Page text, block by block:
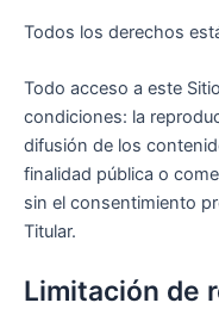
Todos los derechos
Todo acceso a este
condiciones: la
difusión de los
finalidad pública o
sin el consentimiento
Titular.
Limitación de